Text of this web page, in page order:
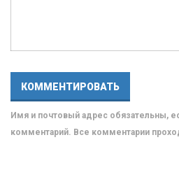
Имя и почтовый адрес обязательны,
комментарий. Все комментарии